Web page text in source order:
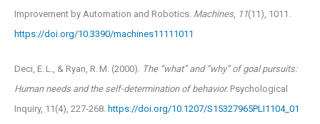
Improvement by Automation and Robotics. Machines, 11(11), 1011.
https://doi.org/10.3390/machines11111011
Deci, E. L., & Ryan, R. M. (2000). The “what” and “why” of goal pursuits:
Human needs and the self-determination of behavior. Psychological
Inquiry, 11(4), 227‑268. https://doi.org/10.1207/S15327965PLI1104_01